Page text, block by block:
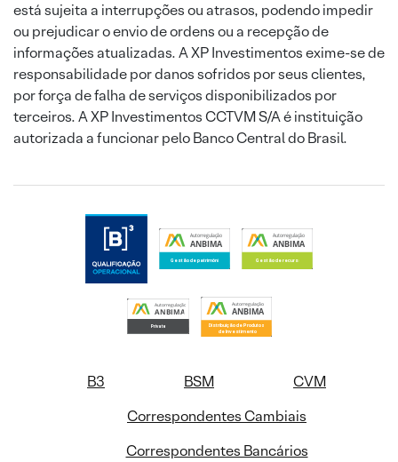
está sujeita a interrupções ou atrasos, podendo impedir
ou prejudicar o envio de ordens ou a recepção de
informações atualizadas. A XP Investimentos exime-se de
responsabilidade por danos sofridos por seus clientes,
por força de falha de serviços disponibilizados por
terceiros. A XP Investimentos CCTVM S/A é instituição
autorizada a funcionar pelo Banco Central do Brasil.
B3 BSM
CVM
Correspondentes Cambiais
Correspondentes Bancários